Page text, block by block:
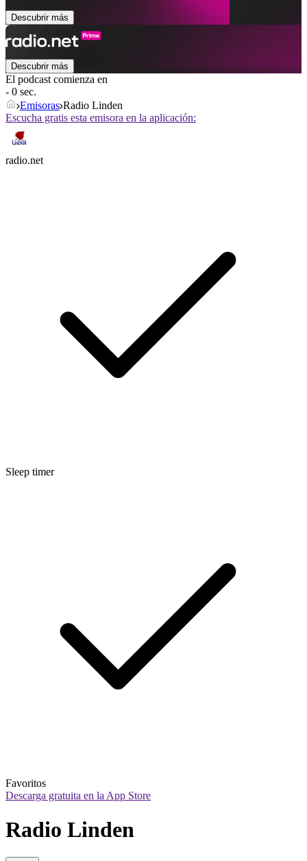
Descubrir más
Descubrir más
El podcast comienza en
- 0 sec.
Emisoras Radio Linden
Escucha gratis esta emisora en la aplicación:
radio.net
Sleep timer
Favoritos
Descarga gratuita en la App Store
Radio Linden